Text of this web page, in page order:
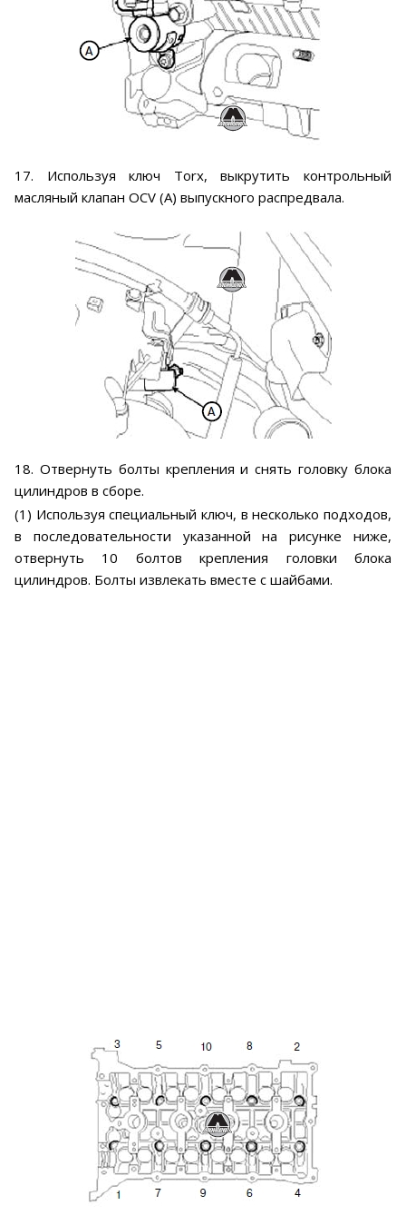
17. Используя ключ Torx, выкрутить контрольный
масляный клапан OCV (A) выпускного распредвала.
18. Отвернуть болты крепления и снять головку блока
цилиндров в сборе.
(1) Используя специальный ключ, в несколько подходов,
в последовательности указанной на рисунке ниже,
отвернуть 10 болтов крепления головки блока
цилиндров. Болты извлекать вместе с шайбами.